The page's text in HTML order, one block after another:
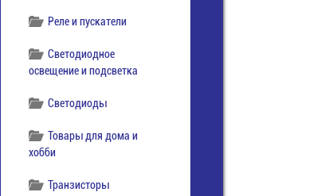
Реле и пускатели
Светодиодное
освещение и подсветка
Светодиоды
Товары для дома и
хобби
Транзисторы